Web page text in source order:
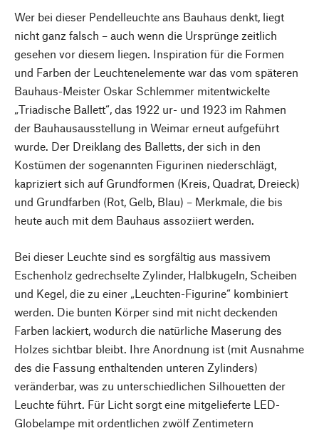
Wer bei dieser Pendelleuchte ans Bauhaus denkt, liegt
nicht ganz falsch – auch wenn die Ursprünge zeitlich
gesehen vor diesem liegen. Inspiration für die Formen
und Farben der Leuchtenelemente war das vom späteren
Bauhaus-Meister Oskar Schlemmer mitentwickelte
„Triadische Ballett“, das 1922 ur- und 1923 im Rahmen
der Bauhausausstellung in Weimar erneut aufgeführt
wurde. Der Dreiklang des Balletts, der sich in den
Kostümen der sogenannten Figurinen niederschlägt,
kapriziert sich auf Grundformen (Kreis, Quadrat, Dreieck)
und Grundfarben (Rot, Gelb, Blau) – Merkmale, die bis
heute auch mit dem Bauhaus assoziiert werden.
Bei dieser Leuchte sind es sorgfältig aus massivem
Eschenholz gedrechselte Zylinder, Halbkugeln, Scheiben
und Kegel, die zu einer „Leuchten-Figurine“ kombiniert
werden. Die bunten Körper sind mit nicht deckenden
Farben lackiert, wodurch die natürliche Maserung des
Holzes sichtbar bleibt. Ihre Anordnung ist (mit Ausnahme
des die Fassung enthaltenden unteren Zylinders)
veränderbar, was zu unterschiedlichen Silhouetten der
Leuchte führt. Für Licht sorgt eine mitgelieferte LED-
Globelampe mit ordentlichen zwölf Zentimetern